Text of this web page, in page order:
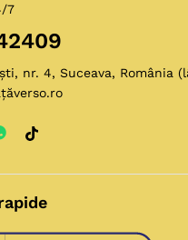
7
nr. 4, Suceava, România